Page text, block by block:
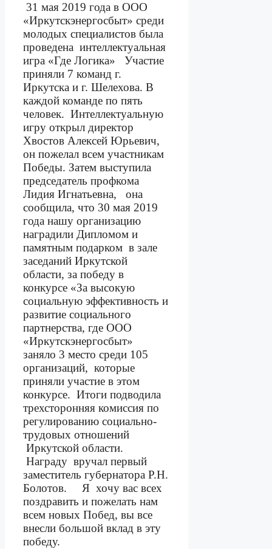
31 мая 2019 года в ООО
«Иркутскэнергосбыт» среди
молодых специалистов была
проведена интеллектуальная
игра «Где Логика»
Участие
приняли 7 команд г.
Иркутска и г. Шелехова. В
каждой команде по пять
человек. Интеллектуальную
игру открыл директор
Хвостов Алексей Юрьевич,
он пожелал всем участникам
Победы. Затем выступила
председатель профкома
Лидия Игнатьевна,
она
сообщила, что 30 мая 2019
года нашу организацию
наградили Дипломом и
памятным подарком в зале
заседаний Иркутской
области, за победу в
конкурсе «За высокую
социальную эффективность и
развитие социального
партнерства, где ООО
«Иркутскэнергосбыт»
заняло 3 место среди 105
организаций, которые
приняли участие в этом
конкурсе. Итоги подводила
трехсторонняя комиссия по
регулированию социально-
трудовых отношений
Иркутской области.
Награду вручал первый
заместитель губернатора Р.Н.
Болотов.
Я хочу вас всех
поздравить и пожелать нам
всем новых Побед, вы все
внесли большой вклад в эту
победу.